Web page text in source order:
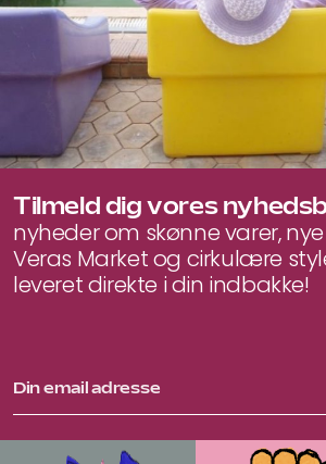
Tilmeld dig vores
nyheder om skønne varer,
Veras Market og cirkulære
leveret direkte i din indbakke!